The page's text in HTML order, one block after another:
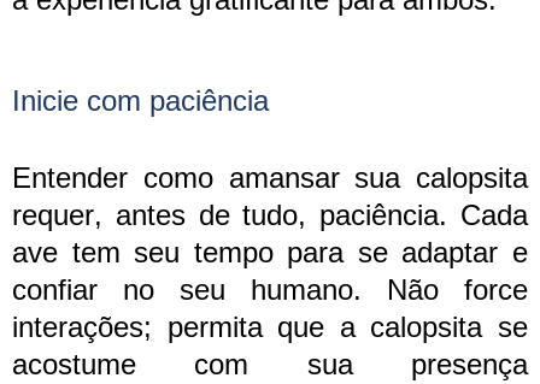
Inicie com paciência
Entender como amansar sua calopsita
requer, antes de tudo, paciência. Cada
ave tem seu tempo para se adaptar e
confiar no seu humano. Não force
interações; permita que a calopsita se
acostume com sua presença